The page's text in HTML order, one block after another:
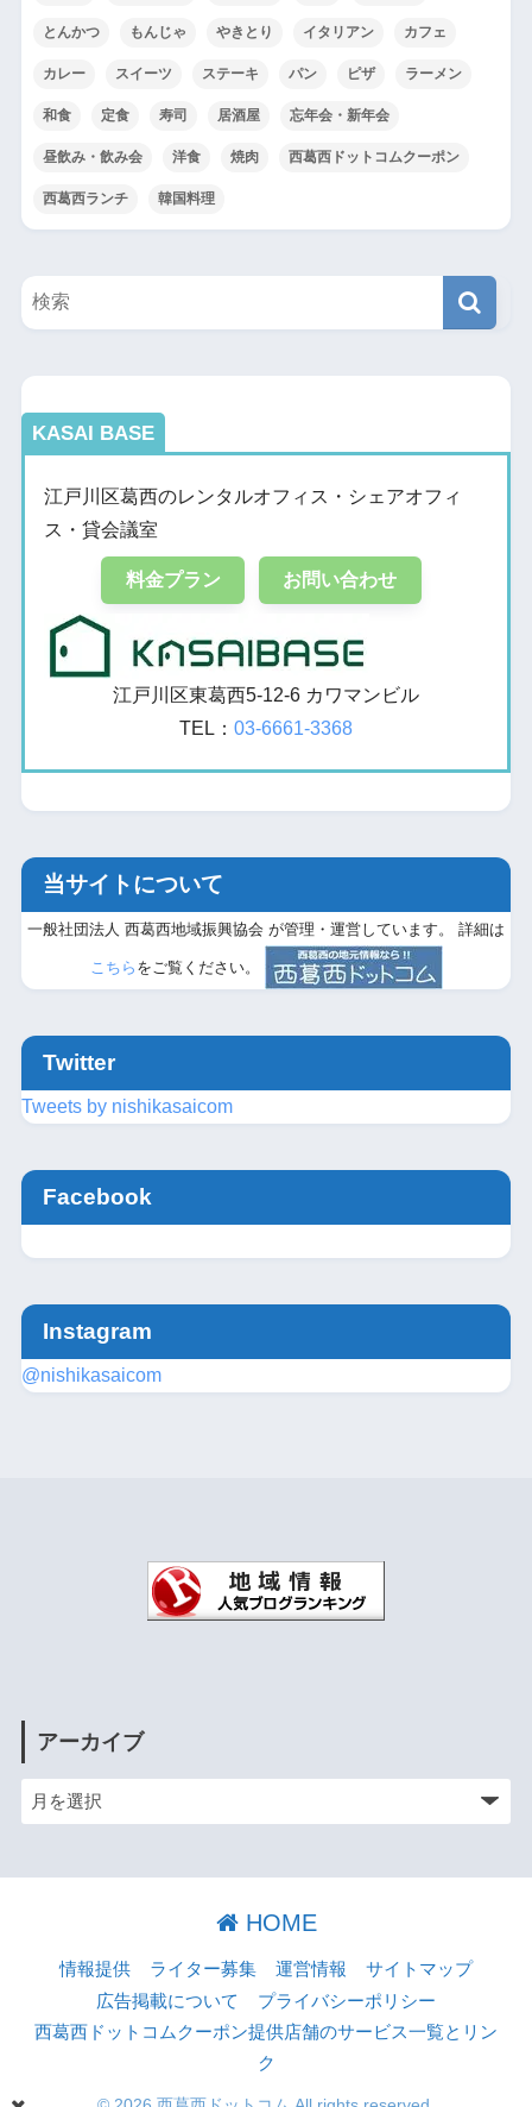
とんかつ もんじゃ やきとり イタリアン カフェ
カレー スイーツ ステーキ パン ピザ ラーメン
和食 定食 寿司 居酒屋 忘年会・新年会
昼飲み・飲み会 洋食 焼肉 西葛西ドットコムクーポン
西葛西ランチ 韓国料理
KASAI BASE
江戸川区葛西のレンタルオフィス・シェアオフィ
ス・貸会議室
料金プラン お問い合わせ
江戸川区東葛西5-12-6 カワマンビル
TEL： 03-6661-3368
当サイトについて
一般社団法人 西葛西地域振興協会 が管理・運営しています。 詳細は
こちら をご覧ください。
Twitter
Tweets by nishikasaicom
Facebook
Instagram
@nishikasaicom
アーカイブ
HOME
情報提供 ライター募集 運営情報
サイトマップ
広告掲載について
プライバシーポリシー
西葛西ドットコムクーポン提供店舗のサービス一覧とリン
ク